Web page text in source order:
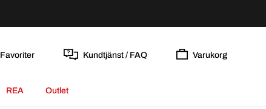
Favoriter Kundtjänst / FAQ Varukorg
REA Outlet